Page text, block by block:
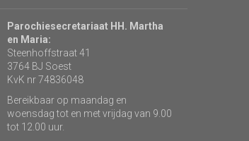
Parochiesecretariaat HH. Martha
en Maria:
Steenhoffstraat 41
3764 BJ Soest
KvK nr 74836048
Bereikbaar op maandag en
woensdag tot en met vrijdag van 9.00
tot 12.00 uur.